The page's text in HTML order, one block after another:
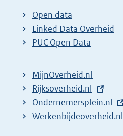
t
e
r
l
i
n
k
Open data
Linked Data Overheid
PUC Open Data
MijnOverheid.nl
E
x
t
Rijksoverheid.nl
E
x
Ondernemersplein.nl
E
Werkenbijdeoverheid.nl